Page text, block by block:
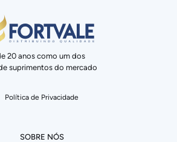
20 anos como um dos
suprimentos do mercado
Política de Privacidade
SOBRE NÓS